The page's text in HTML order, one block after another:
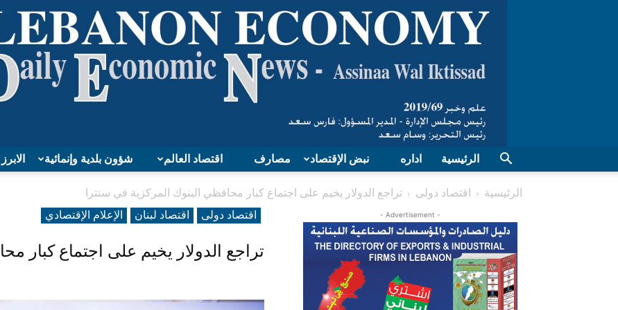
Lebanon
الابرز شؤون بلدية وإنمائية اقتصاد العالم مصارف نبض الإقتصاد اداره الرئيسية
الرئيسية اقتصاد دولی
تراجع الدولار يخيم على اجتماع كبار محافظي البنوك المركزية في سنترا
اقتصاد دولی
اقتصاد لبنان الإعلام الإقتصادي
تراجع الدولار يخيم على اجتماع كبار
- Advertisement -